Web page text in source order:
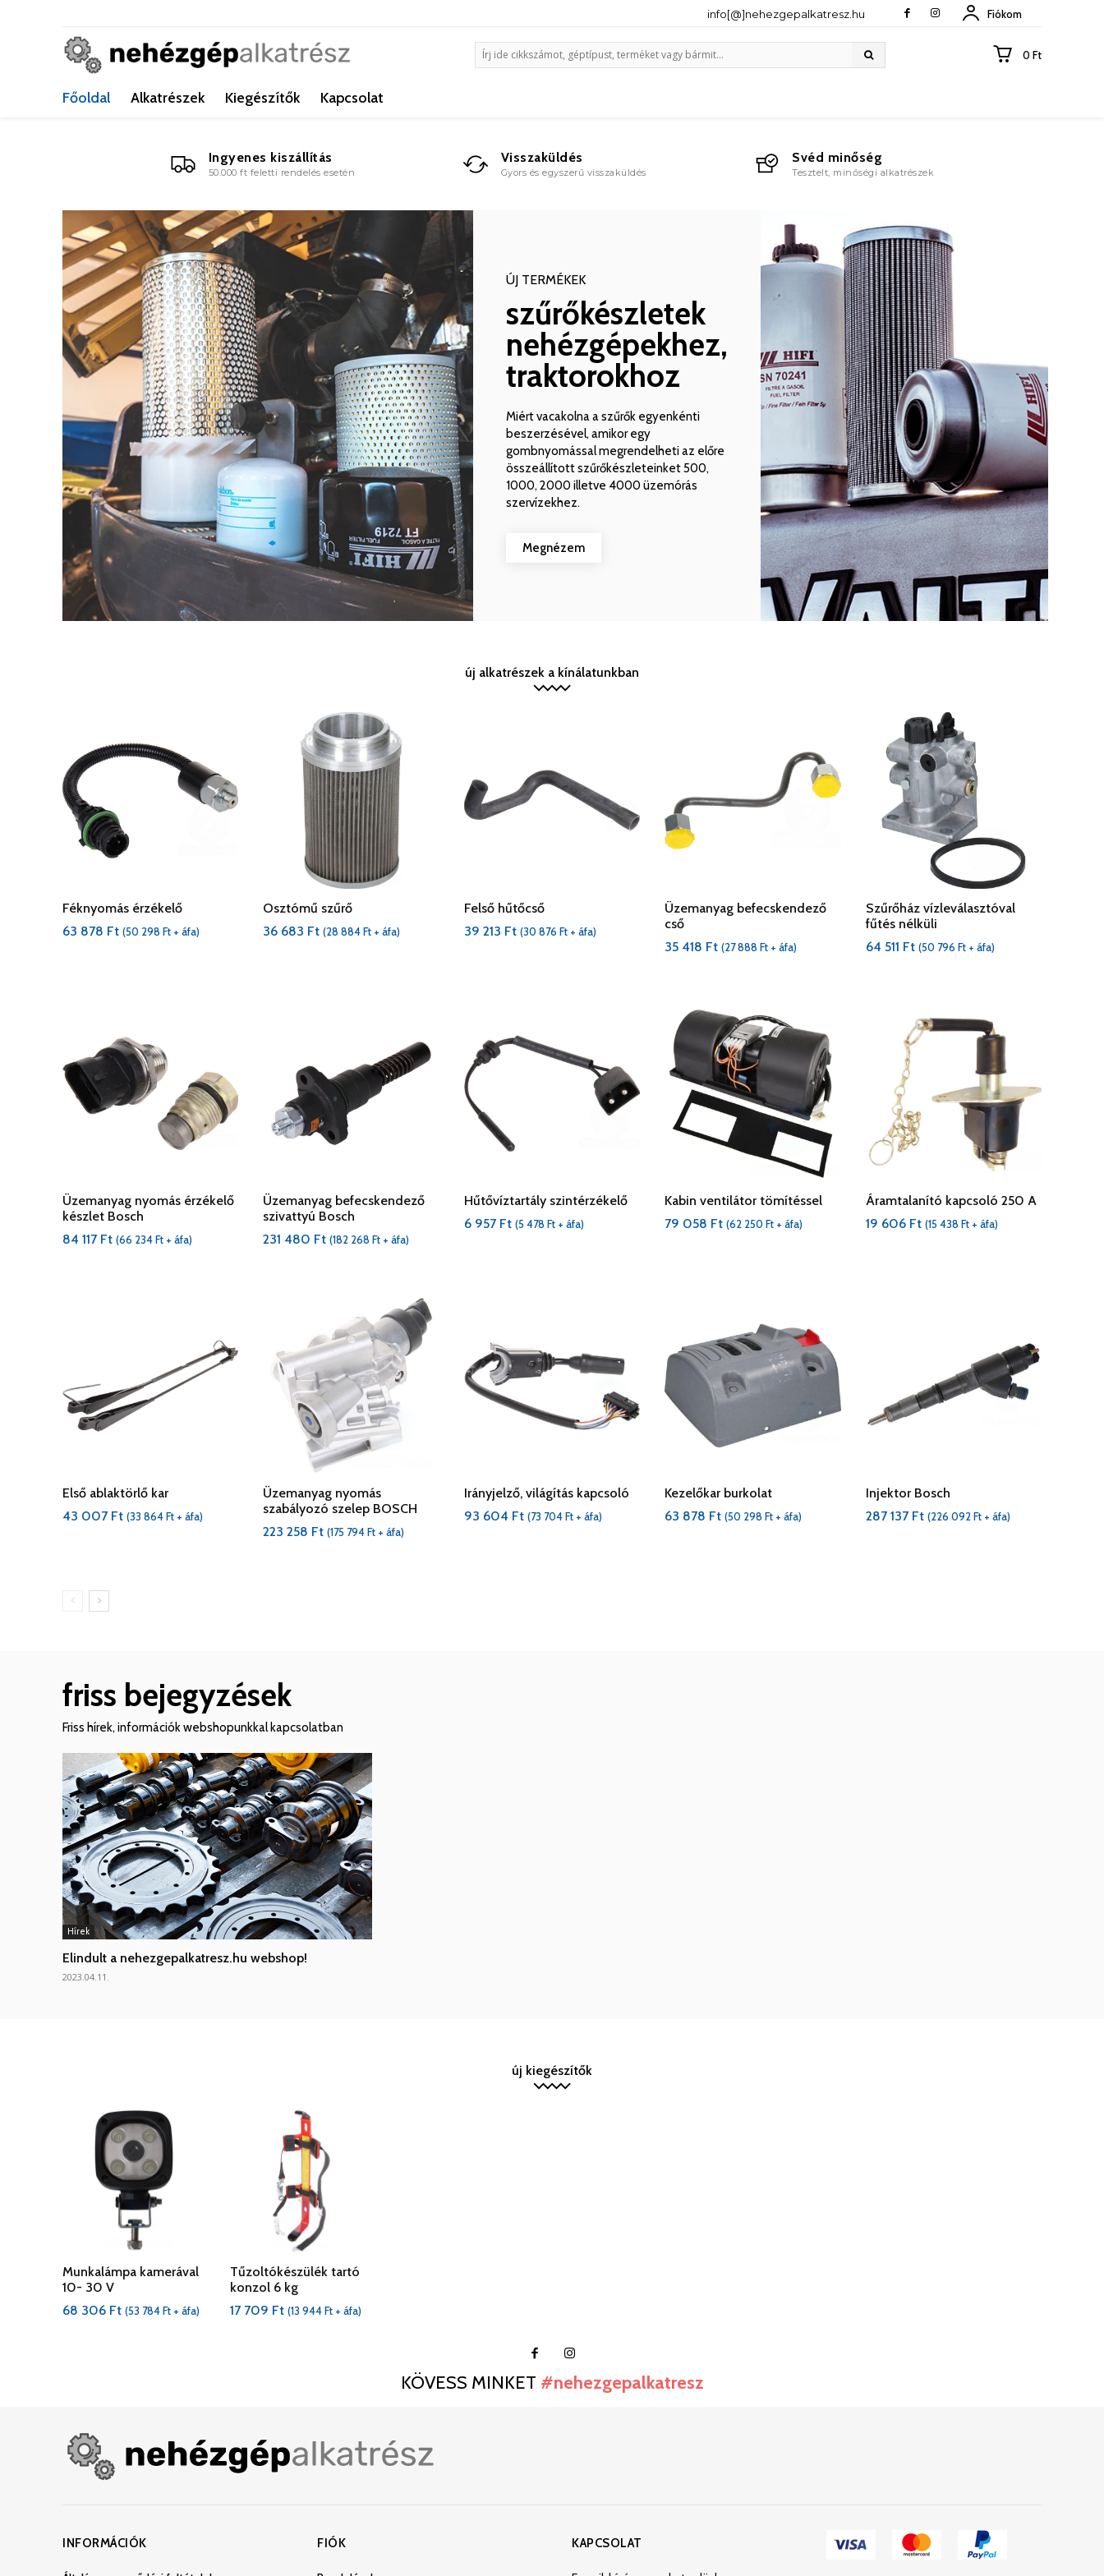
info[@]nehezgepalkatresz.hu Fiókom
0 Ft
Főoldal Alkatrészek Kiegészítők Kapcsolat
Ingyenes kiszállítás
50.000 ft feletti rendelés esetén
Visszaküldés
Gyors és egyszerű visszaküldés
Svéd minőség
Tesztelt, minőségi alkatrészek
ÚJ TERMÉKEK
szűrőkészletek
nehézgépekhez,
traktorokhoz
Miért vacakolna a szűrők egyenkénti
beszerzésével, amikor egy
gombnyomással megrendelheti az előre
összeállított szűrőkészleteinket 500,
1000, 2000 illetve 4000 üzemórás
szervízekhez.
Megnézem
új alkatrészek a kínálatunkban
Féknyomás érzékelő
63 878 Ft (50 298 Ft + áfa)
Osztómű szűrő
36 683 Ft (28 884Ft + áfa)
Felső hűtőcső
39 213 Ft (30 876 Ft+ áfa)
Üzemanyag befecskendező
cső
35 418 Ft (27 888Ft + áfa)
Szűrőház vízleválasztóval
fűtés nélküli
64 511 Ft (50 796 Ft+ áfa)
Üzemanyag nyomás érzékelő
készlet Bosch
84 117 Ft (66 234 Ft + áfa)
Üzemanyag befecskendező
szivattyú Bosch
231 480 Ft (182 268 Ft + áfa)
Hűtővíztartály szintérzékelő
6 957 Ft (5 478 Ft+ áfa)
Kabin ventilátor tömítéssel
79 058 Ft (62 250 Ft + áfa)
Áramtalanító kapcsoló 250 A
19 606 Ft (15 438 Ft+ áfa)
Első ablaktörlő kar
43 007 Ft (33 864 Ft + áfa)
Üzemanyag nyomás
szabályozó szelep BOSCH
223 258 Ft (175 794 Ft + áfa)
Irányjelző, világítás kapcsoló
93 604 Ft (73 704 Ft+ áfa)
Kezelőkar burkolat
63 878 Ft (50 298 Ft + áfa)
Injektor Bosch
287 137 Ft (226 092 Ft+ áfa)
friss bejegyzések
Friss hírek, információk webshopunkkal kapcsolatban
Hírek
Elindult a nehezgepalkatresz.hu webshop!
2023.04.11.
új kiegészítők
Munkalámpa kamerával
10- 30 V
68 306 Ft (53 784 Ft + áfa)
Tűzoltókészülék tartó
konzol 6 kg
17 709 Ft (13 944 Ft+ áfa)
KÖVESS MINKET #nehezgepalkatresz
INFORMÁCIÓK FIÓK KAPCSOLAT